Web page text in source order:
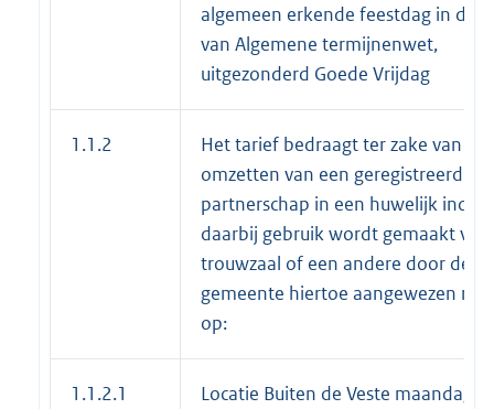
algemeen erkende feestdag in de
van Algemene termijnenwet,
uitgezonderd Goede Vrijdag
1.1.2
Het tarief bedraagt ter zake van het
omzetten van een geregistreerd
partnerschap in een huwelijk indien
daarbij gebruik wordt gemaakt van
trouwzaal of een andere door de
gemeente hiertoe aangewezen
op:
1.1.2.1
Locatie Buiten de Veste maandag